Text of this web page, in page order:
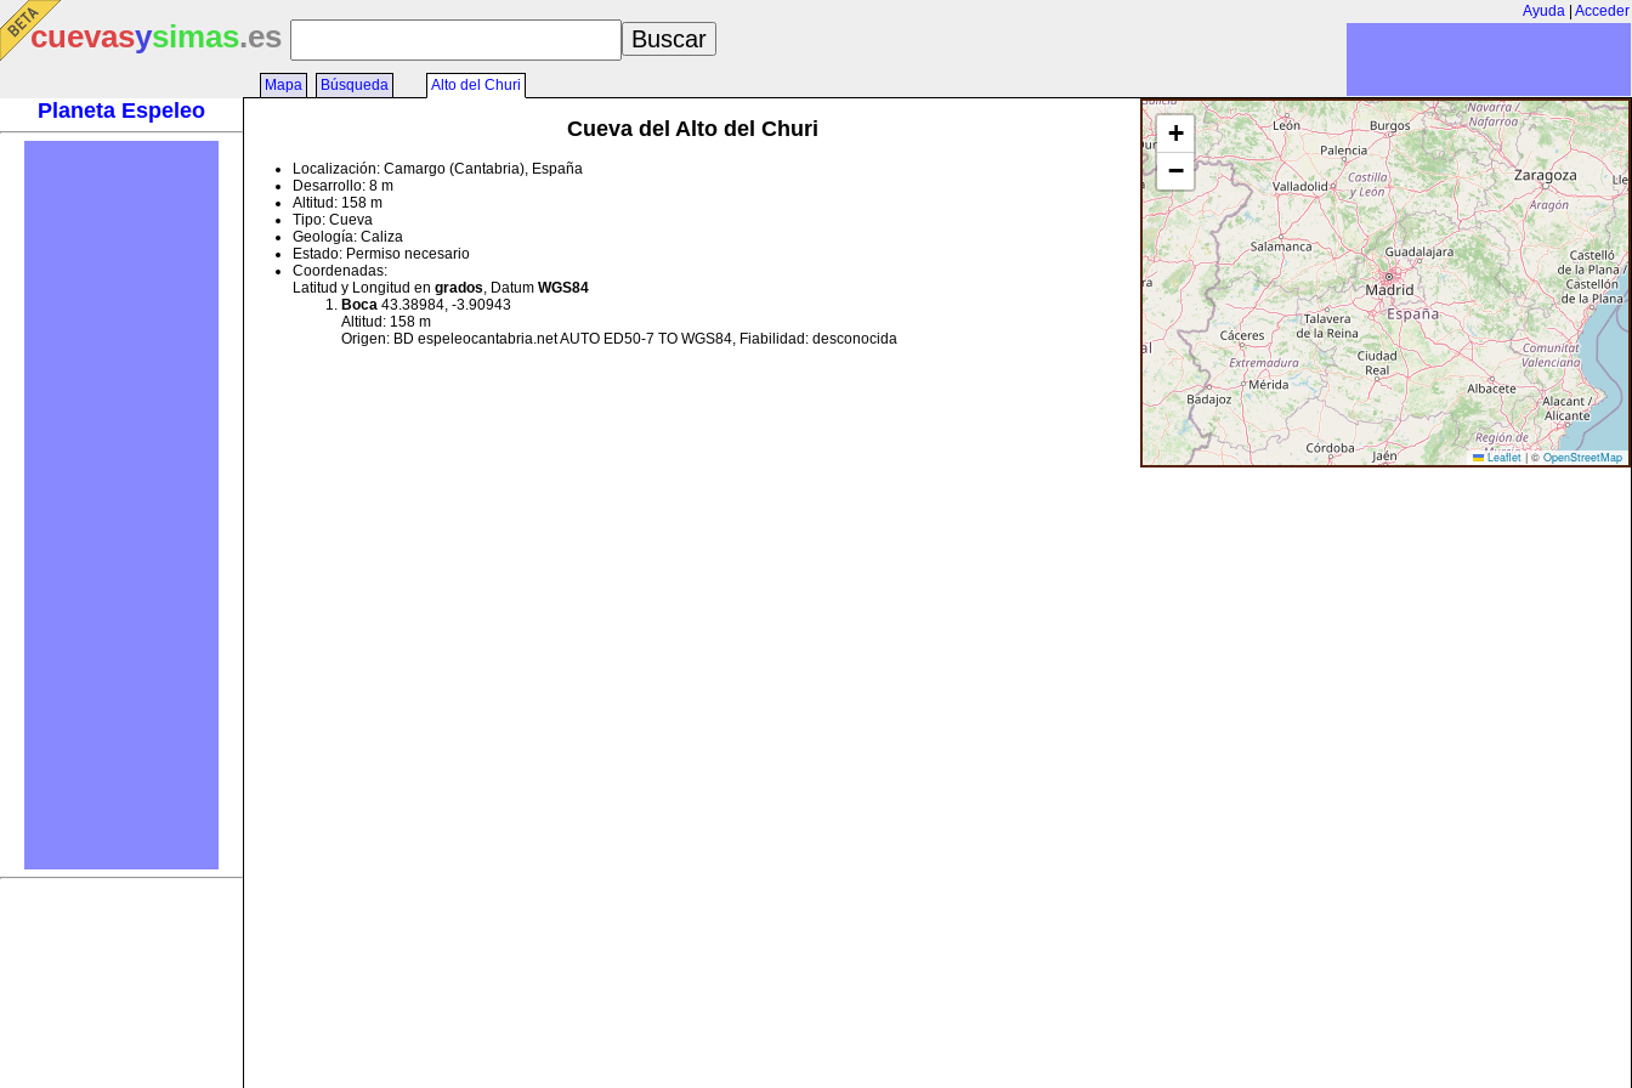
Ayuda Acceder
cuevasysimas.es
Planeta Espeleo
Mapa Búsqueda Alto del Churi
+
−
Leaflet | © OpenStreetMap
Cueva del Alto del Churi
Localización: Camargo (Cantabria), España
Desarrollo: 8 m
Altitud: 158 m
Tipo: Cueva
Geología: Caliza
Estado: Permiso necesario
Coordenadas:
Latitud y Longitud en grados, Datum WGS84
Boca 43.38984, -3.90943
Altitud: 158 m
Origen: BD espeleocantabria.net AUTO ED50-7 TO WGS84, Fiabilidad: desconocida